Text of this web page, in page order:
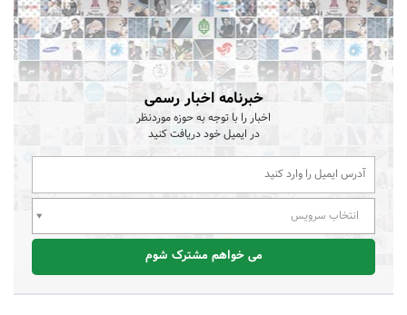
خبرنامه اخبار رسمی
اخبار را با توجه به حوزه موردنظر
در ایمیل خود دریافت کنید
انتخاب سرویس
می خواهم مشترک شوم